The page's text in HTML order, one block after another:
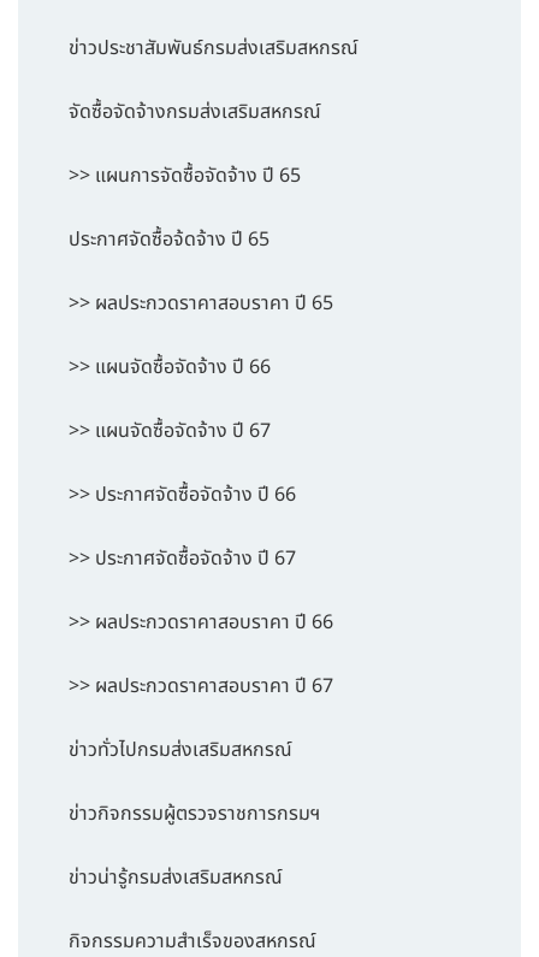
ข่าวประชาสัมพันธ์กรมส่งเสริมสหกรณ์
จัดซื้อจัดจ้างกรมส่งเสริมสหกรณ์
>> แผนการจัดซื้อจัดจ้าง ปี 65
ประกาศจัดซื้อจ้ดจ้าง ปี 65
>> ผลประกวดราคาสอบราคา ปี 65
>> แผนจัดซื้อจัดจ้าง ปี 66
>> แผนจัดซื้อจัดจ้าง ปี 67
>> ประกาศจัดซื้อจัดจ้าง ปี 66
>> ประกาศจัดซื้อจัดจ้าง ปี 67
>> ผลประกวดราคาสอบราคา ปี 66
>> ผลประกวดราคาสอบราคา ปี 67
ข่าวทั่วไปกรมส่งเสริมสหกรณ์
ข่าวกิจกรรมผู้ตรวจราชการกรมฯ
ข่าวน่ารู้กรมส่งเสริมสหกรณ์
กิจกรรมความสำเร็จของสหกรณ์